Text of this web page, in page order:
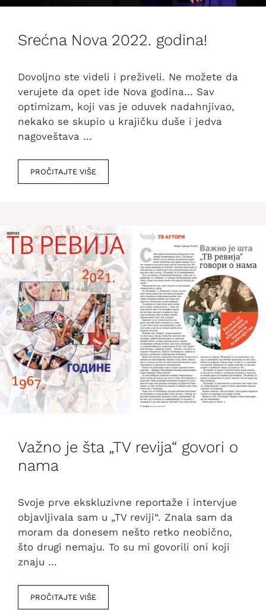
Srećna Nova 2022. godina!
Dovoljno ste videli i preživeli. Ne možete da
verujete da opet ide Nova godina… Sav
optimizam, koji vas je oduvek nadahnjivao,
nekako se skupio u krajičku duše i jedva
nagoveštava …
PROČITAJTE VIŠE
Važno je šta „TV revija“ govori o
nama
Svoje prve ekskluzivne reportaže i intervjue
objavljivala sam u „TV reviji“. Znala sam da
moram da donesem nešto retko neobično,
što drugi nemaju. To su mi govorili oni koji
znaju …
PROČITAJTE VIŠE